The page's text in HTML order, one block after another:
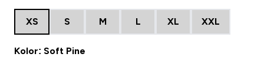
XS S M L XL XXL
Kolor: Soft Pine